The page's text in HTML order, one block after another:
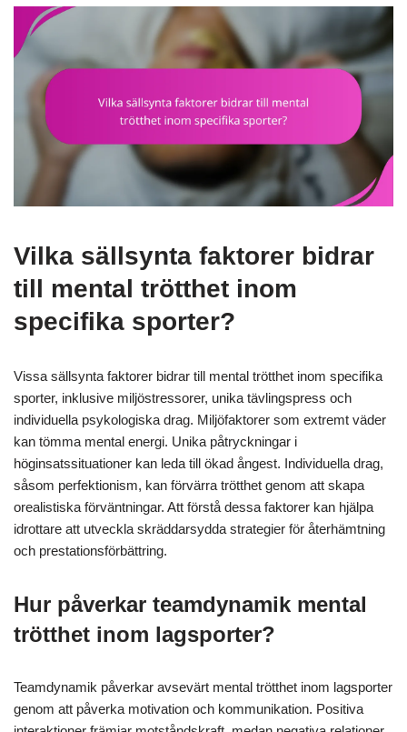
Vilka sällsynta faktorer bidrar
till mental trötthet inom
specifika sporter?
Vissa sällsynta faktorer bidrar till mental trötthet inom specifika
sporter, inklusive miljöstressorer, unika tävlingspress och
individuella psykologiska drag. Miljöfaktorer som extremt väder
kan tömma mental energi. Unika påtryckningar i
höginsatssituationer kan leda till ökad ångest. Individuella drag,
såsom perfektionism, kan förvärra trötthet genom att skapa
orealistiska förväntningar. Att förstå dessa faktorer kan hjälpa
idrottare att utveckla skräddarsydda strategier för återhämtning
och prestationsförbättring.
Hur påverkar teamdynamik mental
trötthet inom lagsporter?
Teamdynamik påverkar avsevärt mental trötthet inom lagsporter
genom att påverka motivation och kommunikation. Positiva